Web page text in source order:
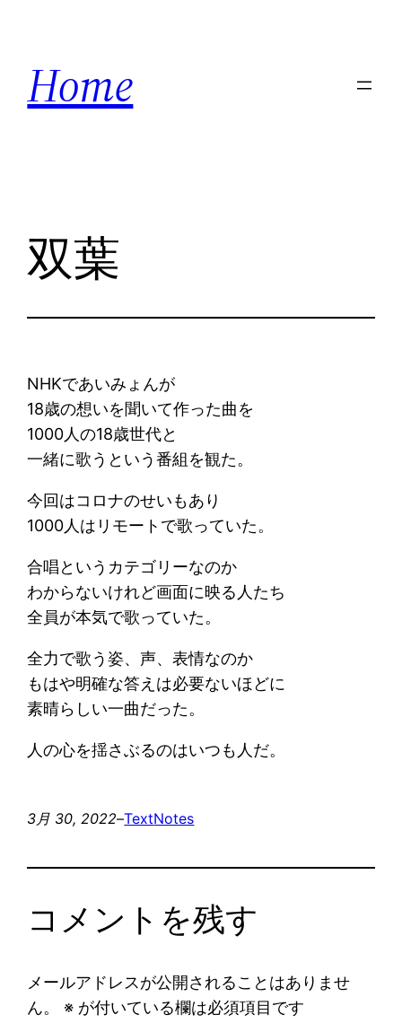
Home
双葉
NHKであいみょんが
18歳の想いを聞いて作った曲を
1000人の18歳世代と
一緒に歌うという番組を観た。
今回はコロナのせいもあり
1000人はリモートで歌っていた。
合唱というカテゴリーなのか
わからないけれど画面に映る人たち
全員が本気で歌っていた。
全力で歌う姿、声、表情なのか
もはや明確な答えは必要ないほどに
素晴らしい一曲だった。
人の心を揺さぶるのはいつも人だ。
3月 30, 2022–TextNotes
コメントを残す
メールアドレスが公開されることはありませ
ん。
※ が付いている欄は必須項目です